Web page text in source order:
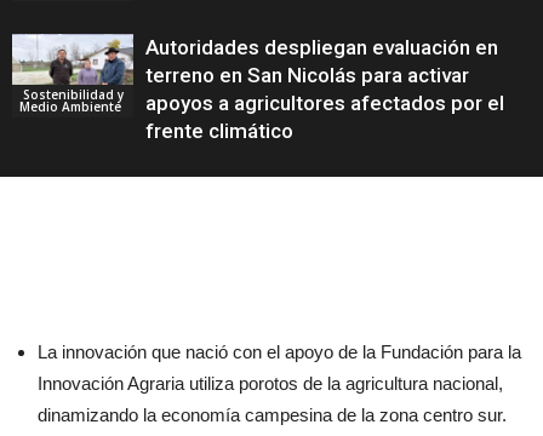
Sostenibilidad y
Medio Ambiente
Autoridades despliegan evaluación en
terreno en San Nicolás para activar
apoyos a agricultores afectados por el
frente climático
La innovación que nació con el apoyo de la Fundación para la
Innovación Agraria utiliza porotos de la agricultura nacional,
dinamizando la economía campesina de la zona centro sur.